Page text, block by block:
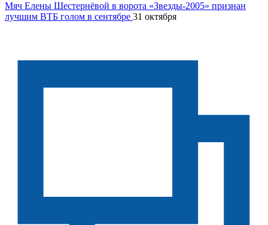
Мяч Елены Шестернёвой в ворота «Звезды-2005» признан
лучшим ВТБ голом в сентябре 31 октября